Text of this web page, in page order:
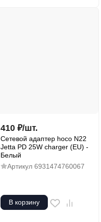
410 ₽/шт.
Сетевой адаптер hoco N22
Jetta PD 25W charger (EU) -
Белый
Артикул 6931474760067
В корзину